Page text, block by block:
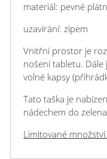
materiál: pevné
uzavírání: zipem
Vnitřní prostor je
nošení tabletu. Dále
volné kapsy
Tato taška je
nádechem do
Limitované množství.